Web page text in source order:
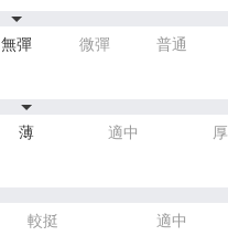
無彈 微彈 普通
薄 適中 厚
較挺 適中